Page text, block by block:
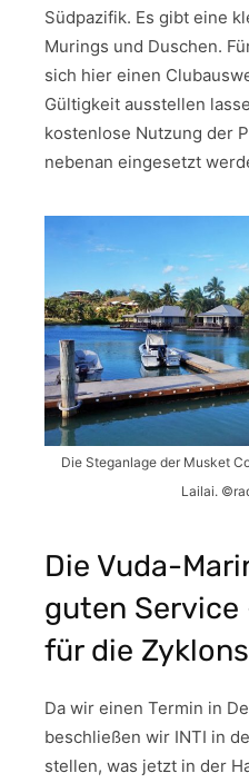
Südpazifik. Es gibt eine
Murings und Duschen.
sich hier einen
Gültigkeit ausstellen
kostenlose Nutzung der
nebenan eingesetzt
Die Steganlage der Musket
Lailai.
Die Vuda-
guten
für die
Da wir einen Termin in
beschließen wir INTI in
stellen, was jetzt in der